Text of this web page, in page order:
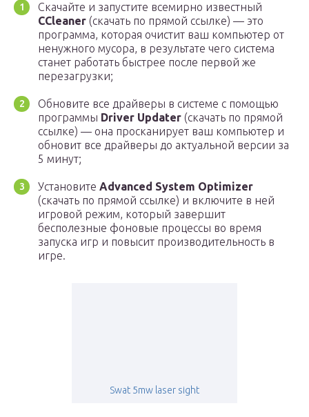
Скачайте и запустите всемирно известный
CCleaner (скачать по прямой ссылке) — это
программа, которая очистит ваш компьютер от
ненужного мусора, в результате чего система
станет работать быстрее после первой же
перезагрузки;
Обновите все драйверы в системе с помощью
программы Driver Updater (скачать по прямой
ссылке) — она просканирует ваш компьютер и
обновит все драйверы до актуальной версии за
5 минут;
Установите Advanced System Optimizer
(скачать по прямой ссылке) и включите в ней
игровой режим, который завершит
бесполезные фоновые процессы во время
запуска игр и повысит производительность в
игре.
Swat 5mw laser sight